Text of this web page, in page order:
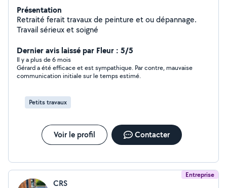
Présentation
Retraité ferait travaux de peinture et ou dépannage.
Travail sérieux et soigné
Dernier avis laissé par Fleur : 5/5
Il y a plus de 6 mois
Gérard a été efficace et est sympathique. Par contre, mauvaise
communication initiale sur le temps estimé.
Petits travaux
Voir le profil Contacter
Entreprise
CRS